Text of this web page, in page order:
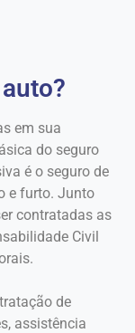
em sua
do seguro
é o seguro de
e furto. Junto
contratadas as
Civil
de
assistência